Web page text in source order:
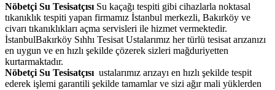
Nöbetçi Su Tesisatçısı Su kaçağı tespiti gibi cihazlarla noktasal
tıkanıklık tespiti yapan firmamız İstanbul merkezli, Bakırköy ve
civarı tıkanıklıkları açma servisleri ile hizmet vermektedir.
İstanbulBakırköy Sıhhı Tesisat Ustalarımız her türlü tesisat arızanızı
en uygun ve en hızlı şekilde çözerek sizleri mağduriyetten
kurtarmaktadır.
Nöbetçi Su Tesisatçısı ustalarımız arızayı en hızlı şekilde tespit
ederek işlemi garantili şekilde tamamlar ve sizi ağır mali yüklerden